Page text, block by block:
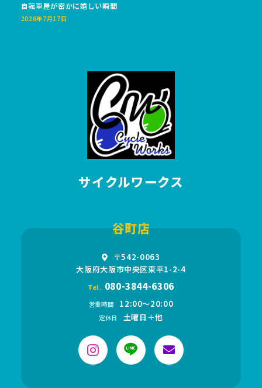
自転車屋が密かに嬉しい瞬間
2026年7月17日
サイクルワークス
谷町店
〒542-0063
大阪府大阪市中央区東平1-2-4
Tel. 080-3844-6306
営業時間 12:00〜20:00
定休日 土曜日＋他